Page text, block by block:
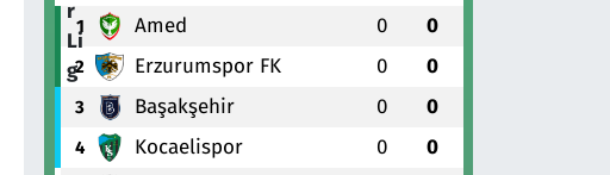
1 Amed 0 0
2 Erzurumspor FK 0 0
3 Başakşehir 0 0
4 Kocaelispor 0 0